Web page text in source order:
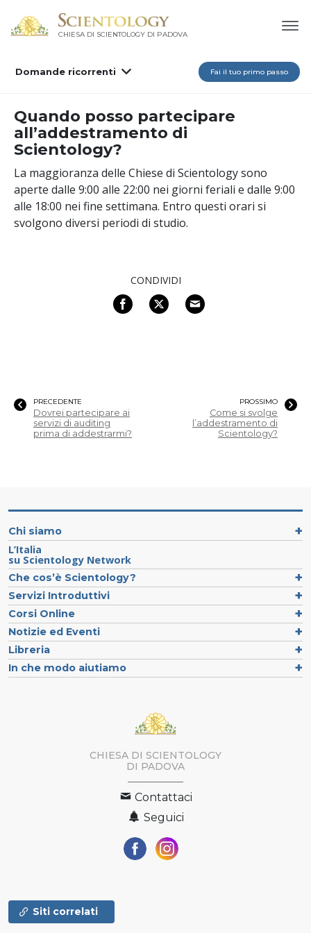
CHIESA DI SCIENTOLOGY DI PADOVA
Domande ricorrenti Fai il tuo primo passo
Quando posso partecipare
all’addestramento di
Scientology?
La maggioranza delle Chiese di Scientology sono
aperte dalle 9:00 alle 22:00 nei giorni feriali e dalle 9:00
alle 18:00 nei fine settimana. Entro questi orari si
svolgono diversi periodi di studio.
CONDIVIDI
PRECEDENTE
Dovrei partecipare ai
servizi di auditing
prima di addestrarmi?
PROSSIMO
Come si svolge
l’addestramento di
Scientology?
Chi siamo
L’Italia
su Scientology Network
Che cos’è Scientology?
Servizi Introduttivi
Corsi Online
Notizie ed Eventi
Libreria
In che modo aiutiamo
CHIESA DI SCIENTOLOGY
DI PADOVA
Contattaci
Seguici
Siti correlati